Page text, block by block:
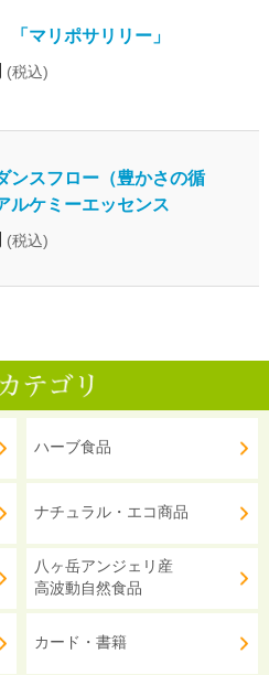
マリポサリリー」
(税込)
ンスフロー（豊かさの循
ルケミーエッセンス
(税込)
ハーブ食品
ナチュラル・エコ商品
八ヶ岳アンジェリ産
高波動自然食品
カード・書籍